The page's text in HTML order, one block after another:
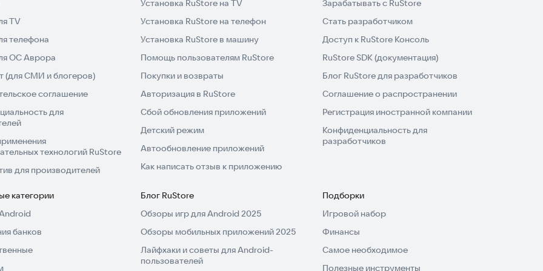
снежных трассах — обгоняйте и побеждайте других
участников. Победить высокоскоростных
задача. Это удивительная лыжная
пробуйте сноуборд на фрирайдах, быстро
на мотоцикле, так как на снежных
чтобы проверить свои навыки в самых
TV
телефона
ОС Аврора
(для СМИ и блогеров)
соглашение
для
технологий RuStore
для производителей
Установка RuStore на TV
Установка RuStore на телефон
Установка RuStore в машину
Помощь пользователям RuStore
Покупки и возвраты
Авторизация в RuStore
Сбой обновления приложений
Детский режим
Автообновление приложений
Как написать отзыв к приложению
Зарабатывать с RuStore
Стать разработчиком
Доступ к RuStore Консоль
RuStore SDK (документация)
Блог RuStore для разработчиков
Соглашение о распространении
Регистрация иностранной компании
Конфиденциальность для
разработчиков
категории
банков
Блог RuStore
Обзоры игр для Android 2025
Обзоры мобильных приложений 2025
Лайфхаки и советы для Android-
пользователей
Подборки
Игровой набор
Финансы
Самое необходимое
Полезные инструменты